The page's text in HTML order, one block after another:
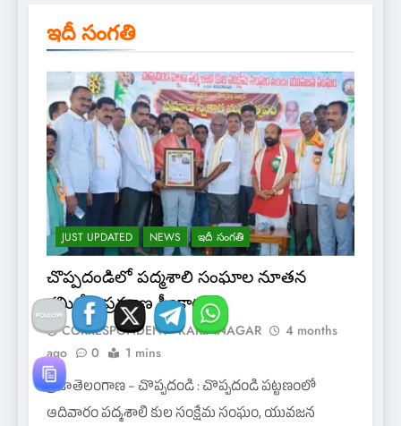
ఇదీ సంగతి
JUST UPDATED NEWS ఇదీ సంగతి
చొప్పదండిలో పద్మశాలి సంఘాల నూతన
కమిటీల ప్రమాణ స్వీకారం
CORRESPONDENT - KARIMNAGAR
4 months
ago
0 1 mins
ప్రజాతెలంగాణ – చొప్పదండి : చొప్పదండి పట్టణంలో
ఆదివారం పద్మశాలి కుల సంక్షేమ సంఘం, యువజన